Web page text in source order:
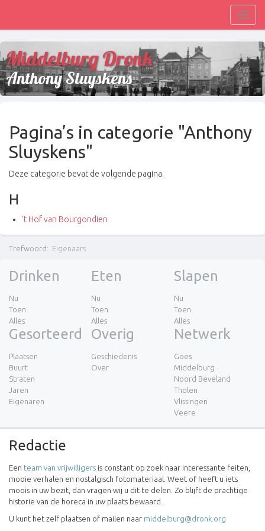
Middelburg Dronk
Anthony Sluyskens
Pagina’s in categorie "Anthony
Sluyskens"
Deze categorie bevat de volgende pagina.
H
't Hof van Bourgondien
Trefwoord: Eigenaars
Drinken
Nu
Toen
Alles
Eten
Nu
Toen
Alles
Slapen
Nu
Toen
Alles
Gesorteerd
Plaatsen
Buurt
Straten
Jaren
Eigenaren
Overig
Geschiedenis
Over
Netwerk
Goes
Middelburg
Noord Beveland
Tholen
Vlissingen
Veere
Redactie
Een team van vrijwilligers is constant op zoek naar interessante feiten,
mooie verhalen en nostalgisch fotomateriaal. Weet of heeft u iets
moois in uw bezit, dan vragen wij u dit te delen. Zo blijft de prachtige
historie van de horeca in uw plaats bewaard.
U kunt het zelf plaatsen of mailen naar middelburg@dronk.org